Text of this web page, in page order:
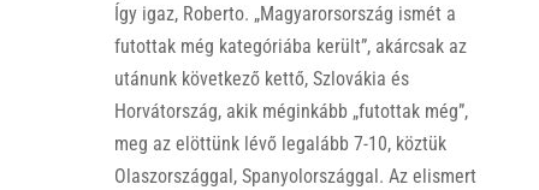
Így igaz, Roberto. „Magyarorsország ismét a
futottak még kategóriába került”, akárcsak az
utánunk következő kettő, Szlovákia és
Horvátország, akik méginkább „futottak még”,
meg az elöttünk lévő legalább 7-10, köztük
Olaszországgal, Spanyolországgal. Az elismert